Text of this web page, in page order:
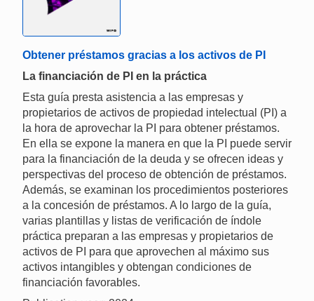
Obtener préstamos gracias a los activos de PI
La financiación de PI en la práctica
Esta guía presta asistencia a las empresas y
propietarios de activos de propiedad intelectual (PI) a
la hora de aprovechar la PI para obtener préstamos.
En ella se expone la manera en que la PI puede servir
para la financiación de la deuda y se ofrecen ideas y
perspectivas del proceso de obtención de préstamos.
Además, se examinan los procedimientos posteriores
a la concesión de préstamos. A lo largo de la guía,
varias plantillas y listas de verificación de índole
práctica preparan a las empresas y propietarios de
activos de PI para que aprovechen al máximo sus
activos intangibles y obtengan condiciones de
financiación favorables.